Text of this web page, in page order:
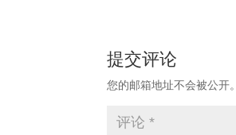
提交评论
您的邮箱地址不会被公开。